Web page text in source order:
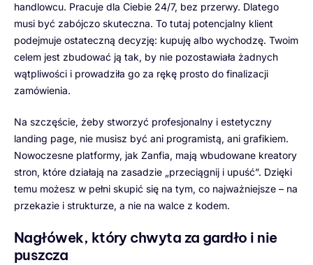
handlowcu. Pracuje dla Ciebie 24/7, bez przerwy. Dlatego
musi być zabójczo skuteczna. To tutaj potencjalny klient
podejmuje ostateczną decyzję: kupuję albo wychodzę. Twoim
celem jest zbudować ją tak, by nie pozostawiała żadnych
wątpliwości i prowadziła go za rękę prosto do finalizacji
zamówienia.
Na szczęście, żeby stworzyć profesjonalny i estetyczny
landing page, nie musisz być ani programistą, ani grafikiem.
Nowoczesne platformy, jak Zanfia, mają wbudowane kreatory
stron, które działają na zasadzie „przeciągnij i upuść”. Dzięki
temu możesz w pełni skupić się na tym, co najważniejsze – na
przekazie i strukturze, a nie na walce z kodem.
Nagłówek, który chwyta za gardło i nie
puszcza